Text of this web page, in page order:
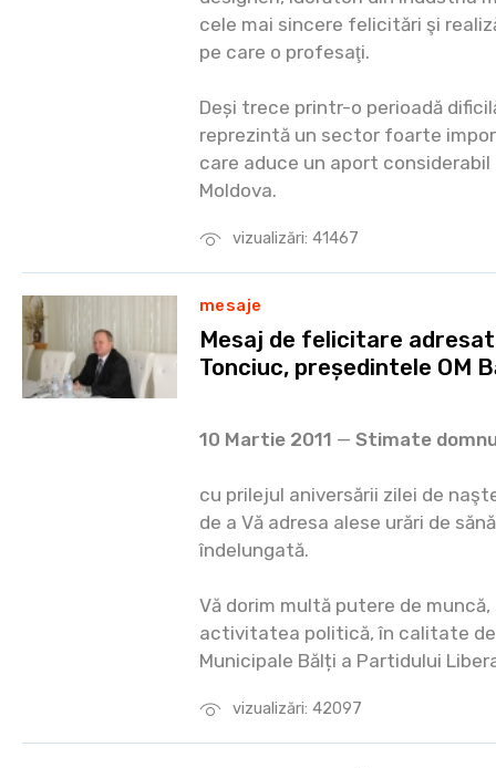
vizualizări: 41467
cele mai sincere felicitări şi
pe care o profesaţi.
Deși trece printr-o perioadă
reprezintă un sector foarte
care aduce un aport
Moldova.
vizualizări: 42097
mesaje
Mesaj de felicitare
Tonciuc, președintele OM
10 Martie 2011 — Stimate
cu prilejul aniversării zilei de
de a Vă adresa alese urări de
îndelungată.
Vă dorim multă putere de
activitatea politică, în calitate
Municipale Bălți a Partidului